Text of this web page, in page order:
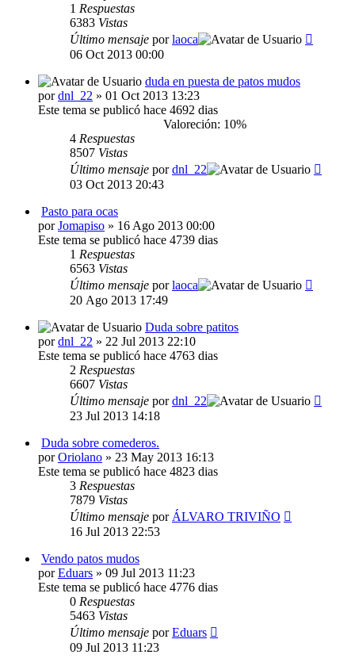
1 Respuestas
6383 Vistas
Último mensaje porlaoca
06 Oct 2013 00:00
duda en puesta de patos mudos
pordnl_22 » 01 Oct 2013 13:23
Este tema se publicó hace 4692 dias
Valoreción: 10%
4 Respuestas
8507 Vistas
Último mensaje pordnl_22
03 Oct 2013 20:43
Pasto para ocas
porJomapiso » 16 Ago 2013 00:00
Este tema se publicó hace 4739 dias
1 Respuestas
6563 Vistas
Último mensaje porlaoca
20 Ago 2013 17:49
Duda sobre patitos
pordnl_22 » 22 Jul 2013 22:10
Este tema se publicó hace 4763 dias
2 Respuestas
6607 Vistas
Último mensaje pordnl_22
23 Jul 2013 14:18
Duda sobre comederos.
porOriolano » 23 May 2013 16:13
Este tema se publicó hace 4823 dias
3 Respuestas
7879 Vistas
Último mensaje por ÁLVARO TRIVIÑO
16 Jul 2013 22:53
Vendo patos mudos
porEduars » 09 Jul 2013 11:23
Este tema se publicó hace 4776 dias
0 Respuestas
5463 Vistas
Último mensaje porEduars
09 Jul 2013 11:23